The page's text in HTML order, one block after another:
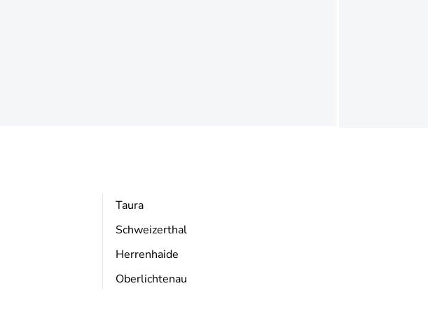
Taura
Schweizerthal
Herrenhaide
Oberlichtenau